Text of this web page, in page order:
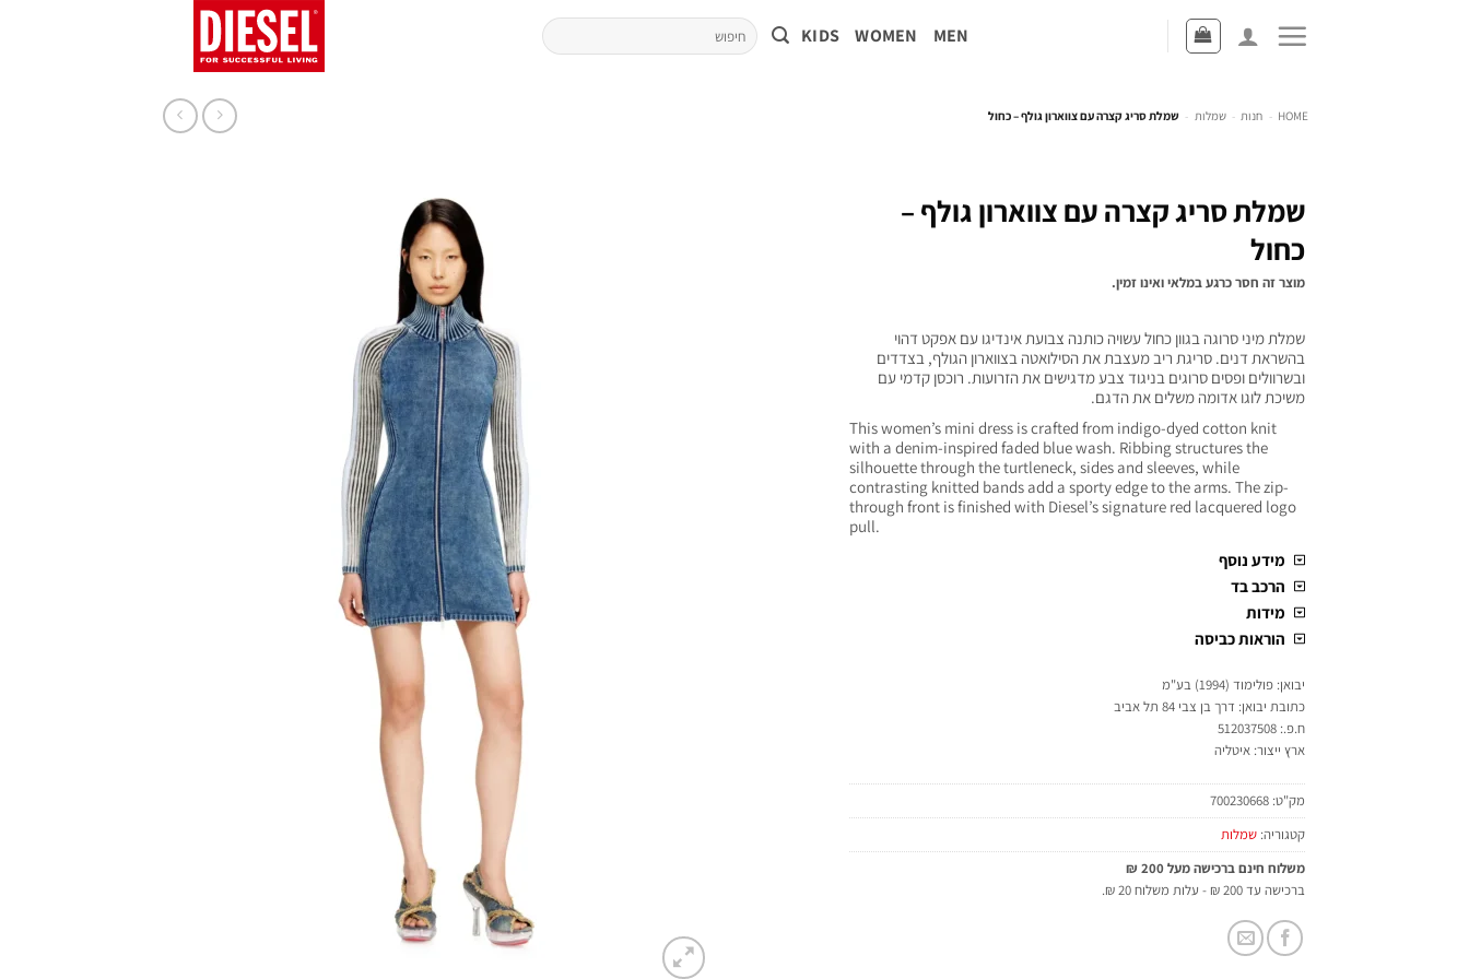
MEN
WOMEN
KIDS
HOME
- חנות - שמלות - שמלת סריג קצרה עם צווארון גולף – כחול
שמלת סריג קצרה עם צווארון גולף –
כחול
מוצר זה חסר כרגע במלאי ואינו זמין.
שמלת מיני סרוגה בגוון כחול עשויה כותנה צבועת אינדיגו עם אפקט דהוי
בהשראת דנים. סריגת ריב מעצבת את הסילואטה בצווארון הגולף, בצדדים
ובשרוולים ופסים סרוגים בניגוד צבע מדגישים את הזרועות. רוכסן קדמי עם
משיכת לוגו אדומה משלים את הדגם.
This women’s mini dress is crafted from indigo-dyed cotton knit
with a denim-inspired faded blue wash. Ribbing structures the
silhouette through the turtleneck, sides and sleeves, while
contrasting knitted bands add a sporty edge to the arms. The zip-
through front is finished with Diesel’s signature red lacquered logo
pull.
מידע נוסף
הרכב בד
מידות
הוראות כביסה
יבואן: פולימוד (1994) בע"מ
כתובת יבואן: דרך בן צבי 84 תל אביב
ח.פ.: 512037508
ארץ ייצור: איטליה
מק"ט: 700230668
קטגוריה: שמלות
משלוח חינם ברכישה מעל 200 ₪
ברכישה עד 200 ₪ - עלות משלוח 20 ₪.